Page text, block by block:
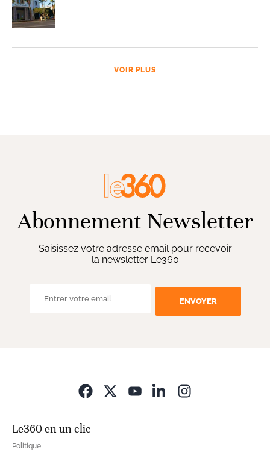
VOIR PLUS
Abonnement Newsletter
Saisissez votre adresse email pour recevoir
la newsletter Le360
ENVOYER
Le360 en un clic
Politique